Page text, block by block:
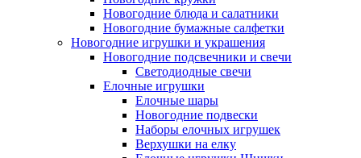
Новогодние блюда и салатники
Новогодние бумажные салфетки
Новогодние игрушки и украшения
Новогодние подсвечники и свечи
Светодиодные свечи
Елочные игрушки
Елочные шары
Новогодние подвески
Наборы елочных игрушек
Верхушки на елку